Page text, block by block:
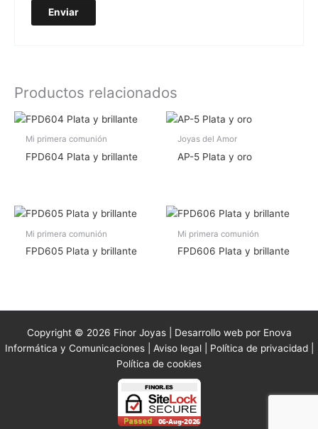
Productos relacionados
Mi primera comunión
FPD604 Plata y brillante
Joyas del Amor
AP-5 Plata y oro
Mi primera comunión
FPD605 Plata y brillante
Mi primera comunión
FPD606 Plata y brillante
Copyright © 2026 Finor Joyas | Desarrollo web por Enova
Informática y Comunicaciones | Aviso legal| Política de privacidad|
Política de cookies